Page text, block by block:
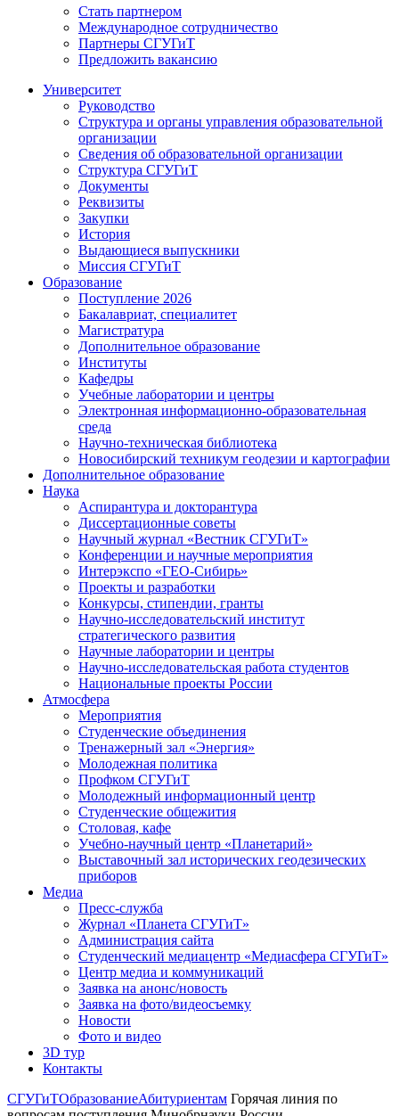
Стать партнером
Международное сотрудничество
Партнеры СГУГиТ
Предложить вакансию
Университет
Руководство
Структура и органы управления образовательной
организации
Сведения об образовательной организации
Структура СГУГиТ
Документы
Реквизиты
Закупки
История
Выдающиеся выпускники
Миссия СГУГиТ
Образование
Поступление 2026
Бакалавриат, специалитет
Магистратура
Дополнительное образование
Институты
Кафедры
Учебные лаборатории и центры
Электронная информационно-образовательная
среда
Научно-техническая библиотека
Новосибирский техникум геодезии и картографии
Дополнительное образование
Наука
Аспирантура и докторантура
Диссертационные советы
Научный журнал «Вестник СГУГиТ»
Конференции и научные мероприятия
Интерэкспо «ГЕО-Сибирь»
Проекты и разработки
Конкурсы, стипендии, гранты
Научно-исследовательский институт
стратегического развития
Научные лаборатории и центры
Научно-исследовательская работа студентов
Национальные проекты России
Атмосфера
Мероприятия
Студенческие объединения
Тренажерный зал «Энергия»
Молодежная политика
Профком СГУГиТ
Молодежный информационный центр
Студенческие общежития
Столовая, кафе
Учебно-научный центр «Планетарий»
Выставочный зал исторических геодезических
приборов
Медиа
Пресс-служба
Журнал «Планета СГУГиТ»
Администрация сайта
Студенческий медиацентр «Медиасфера СГУГиТ»
Центр медиа и коммуникаций
Заявка на анонс/новость
Заявка на фото/видеосъемку
Новости
Фото и видео
3D тур
Контакты
СГУГиТОбразованиеАбитуриентам Горячая линия по